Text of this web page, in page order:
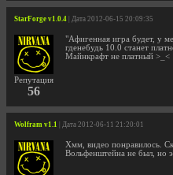
StarForge v1.0.4 | Дата 2012-06-15 20:09:35
Репутация
56
"Афигенная игра будет, у
гденебудь 10.0 станет
Майнкрафт не платный >_<
Wolfram v1.1 | Дата 2012-06-11 21:20:01
Хмм, видео понравилось.
Вольфенштейна не был, но